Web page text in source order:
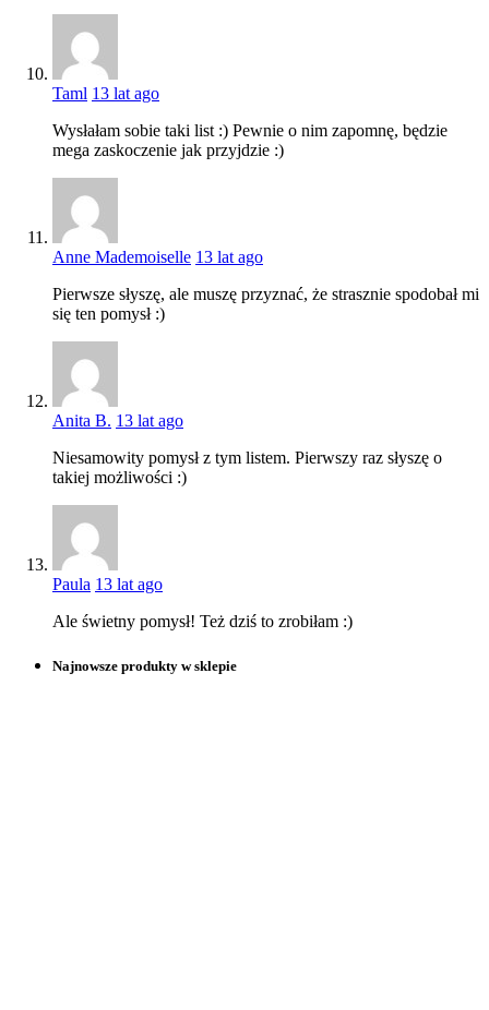
Taml 13 lat ago
Wysłałam sobie taki list :) Pewnie o nim zapomnę, będzie
mega zaskoczenie jak przyjdzie :)
Anne Mademoiselle 13 lat ago
Pierwsze słyszę, ale muszę przyznać, że strasznie spodobał mi
się ten pomysł :)
Anita B. 13 lat ago
Niesamowity pomysł z tym listem. Pierwszy raz słyszę o
takiej możliwości :)
Paula 13 lat ago
Ale świetny pomysł! Też dziś to zrobiłam :)
Najnowsze produkty w sklepie